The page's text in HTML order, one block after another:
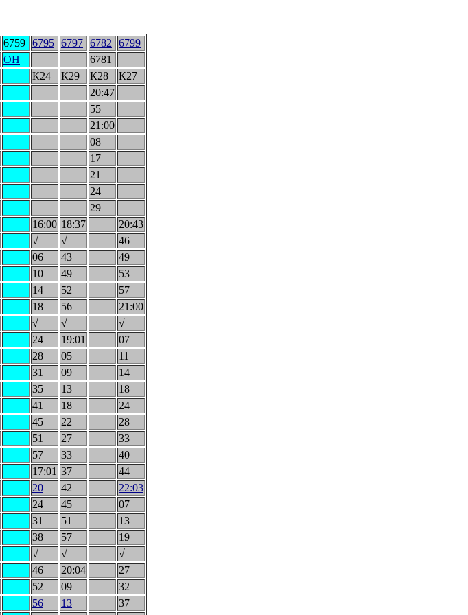
6759 6795 6797 6782
6799
ОН
6781
К24 К29 К28
К27
20:47
55
21:00
08
17
21
24
29
16:00 18:37
20:43
√ √
46
06 43
49
10 49
53
14 52
57
18 56
21:00
√ √
√
24 19:01
07
28 05
11
31 09
14
35 13
18
41 18
24
45 22
28
51 27
33
57 33
40
17:01 37
44
20 42
22:03
24 45
07
31 51
13
38 57
19
√ √
√
46 20:04
27
52 09
32
56 13
37